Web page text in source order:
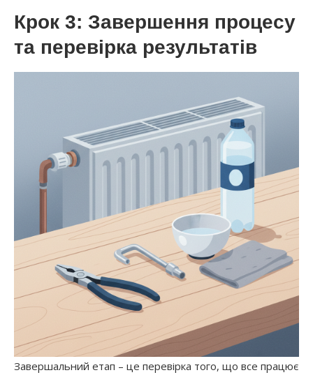
Крок 3: Завершення процесу
та перевірка результатів
Завершальний етап – це перевірка того, що все працює